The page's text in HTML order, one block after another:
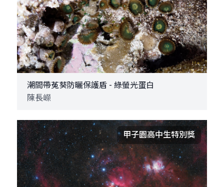
潮間帶菟葵防曬保護盾 - 綠螢光蛋白
陳長嶸
甲子園高中生特別獎